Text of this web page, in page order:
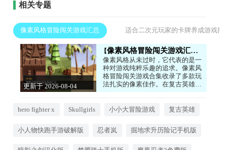
相关专题
像素风格冒险闯关游戏汇总 适合二次元玩家的卡牌养成游戏推
更新于 2026-08-04
像素风格冒险闯关游戏汇总
像素风格从未过时，它代表的是一
种对游戏纯粹乐趣的追求。像素风
格冒险闯关游戏合集收录了多款玩
法扎实的像素佳作。在复古英雄
中，你将扮演经典英雄拯救世界；
满创意的竞速闯关游戏；掘地求升
复古，但关卡设计精巧，操作手感
hero fighter x Skullgirls 小小大冒险游戏 复古英雄
小人物快跑手游破解版 忍者岚 掘地求升历险记手机版